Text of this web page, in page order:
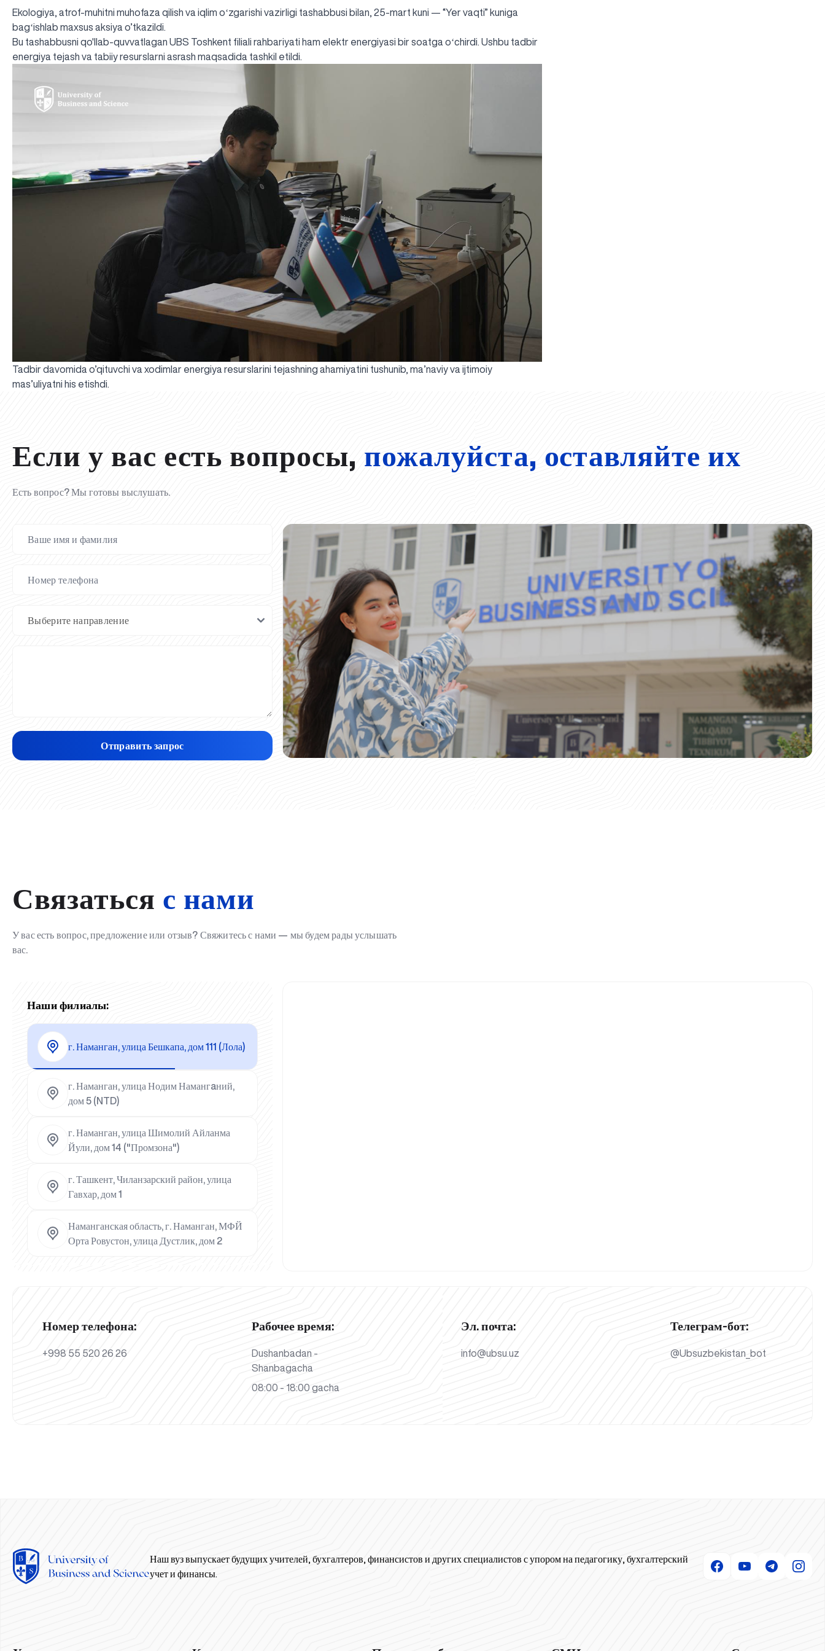
Ekologiya, atrof-muhitni muhofaza qilish va iqlim oʻzgarishi vazirligi tashabbusi bilan, 25-mart kuni — “Yer vaqti” kuniga
bagʻishlab maxsus aksiya o’tkazildi.
Bu tashabbusni qo'llab-quvvatlagan UBS Toshkent filiali rahbariyati ham elektr energiyasi bir soatga oʻchirdi. Ushbu tadbir
energiya tejash va tabiiy resurslarni asrash maqsadida tashkil etildi.
Tadbir davomida o’qituvchi va xodimlar energiya resurslarini tejashning ahamiyatini tushunib, ma’naviy va ijtimoiy
mas’uliyatni his etishdi.
Если у вас есть вопросы, пожалуйста, оставляйте их
Есть вопрос? Мы готовы выслушать.
Отправить запрос
Связаться с нами
У вас есть вопрос, предложение или отзыв? Свяжитесь с нами — мы будем рады услышать
вас.
Наши филиалы:
г. Наманган, улица Бешкапа, дом 111 (Лола)
г. Наманган, улица Нодим Намангaний,
дом 5 (NTD)
г. Наманган, улица Шимолий Айланма
Йули, дом 14 ("Промзона")
г. Ташкент, Чиланзарский район, улица
Гавхар, дом 1
Наманганская область, г. Наманган, МФЙ
Орта Ровустон, улица Дустлик, дом 2
Номер телефона:
+998 55 520 26 26
Рабочее время:
Dushanbadan -
Shanbagacha
08:00 - 18:00 gacha
Эл. почта:
info@ubsu.uz
Телеграм-бот:
@Ubsuzbekistan_bot
Наш вуз выпускает будущих учителей, бухгалтеров, финансистов и других специалистов с упором на педагогику, бухгалтерский
учет и финансы.